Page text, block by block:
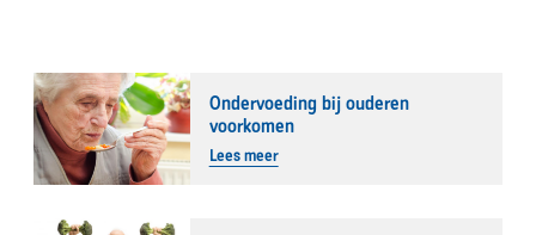
Ondervoeding bij ouderen
voorkomen
Lees meer